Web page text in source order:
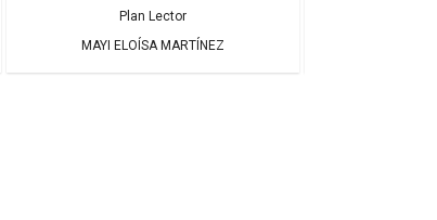
Plan Lector
MAYI ELOÍSA MARTÍNEZ